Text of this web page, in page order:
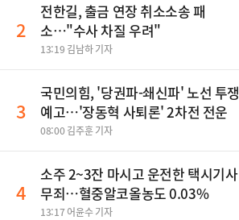
2
전한길, 출금 연장 취소소송 패
소…"수사 차질 우려"
13:19 김남하 기자
3
국민의힘, '당권파-쇄신파' 노선 투쟁
예고…'장동혁 사퇴론' 2차전 전운
08:00 김주훈 기자
4
소주 2~3잔 마시고 운전한 택시기사
무죄…혈중알코올농도 0.03%
13:17 어윤수 기자